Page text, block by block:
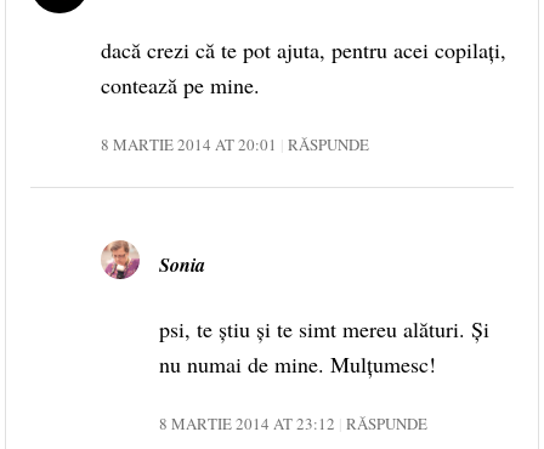
dacă crezi că te pot ajuta, pentru acei copilaţi,
contează pe mine.
8 MARTIE 2014 AT 20:01 RĂSPUNDE
Sonia
psi, te știu și te simt mereu alături. Și
nu numai de mine. Mulțumesc!
8 MARTIE 2014 AT 23:12 RĂSPUNDE